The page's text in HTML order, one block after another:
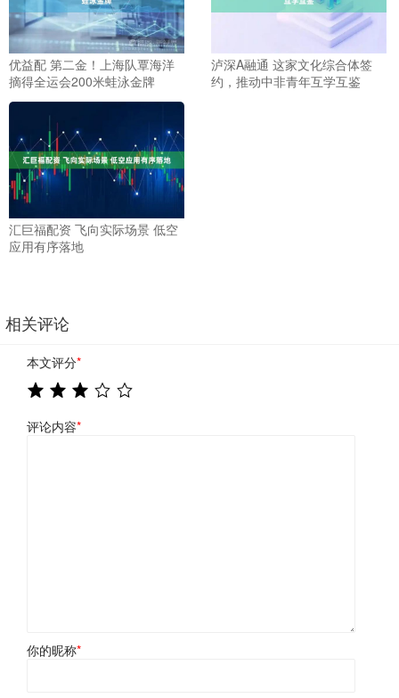
优益配 第二金！上海队覃海洋
摘得全运会200米蛙泳金牌
泸深A融通 这家文化综合体签
约，推动中非青年互学互鉴
汇巨福配资 飞向实际场景 低空
应用有序落地
相关评论
本文评分*
评论内容*
你的昵称*